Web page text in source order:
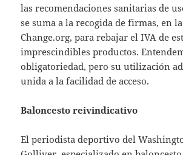
las recomendaciones sanitarias de
se suma a la recogida de firmas, en
Change.org, para rebajar el IVA de
imprescindibles productos.
obligatoriedad, pero su utilización
unida a la facilidad de acceso.
Baloncesto reivindicativo
El periodista deportivo del